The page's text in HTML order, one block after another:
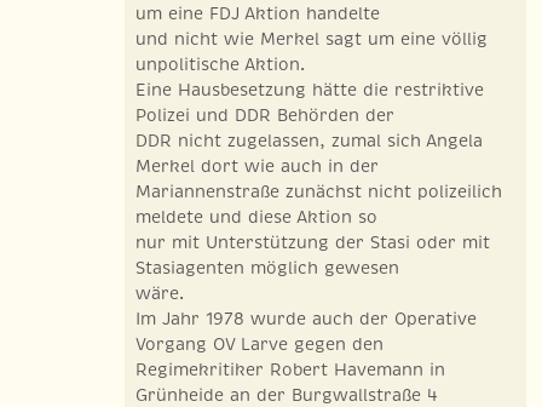
um eine FDJ Aktion handelte
und nicht wie Merkel sagt um eine völlig
unpolitische Aktion.
Eine Hausbesetzung hätte die restriktive
Polizei und DDR Behörden der
DDR nicht zugelassen, zumal sich Angela
Merkel dort wie auch in der
Mariannenstraße zunächst nicht polizeilich
meldete und diese Aktion so
nur mit Unterstützung der Stasi oder mit
Stasiagenten möglich gewesen
wäre.
Im Jahr 1978 wurde auch der Operative
Vorgang OV Larve gegen den
Regimekritiker Robert Havemann in
Grünheide an der Burgwallstraße 4